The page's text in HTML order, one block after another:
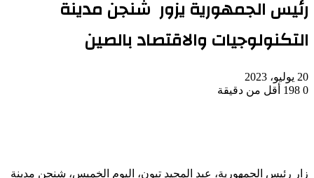
رئيس الجمهورية يزور شنجن مدينة
التكنولوجيات والاقتصاد بالصين
20 يوليو، 2023
0
أقل من دقيقة
زار رئيس الجمهورية، عبد المجيد تبون، اليوم الخميس، شنجن مدينة